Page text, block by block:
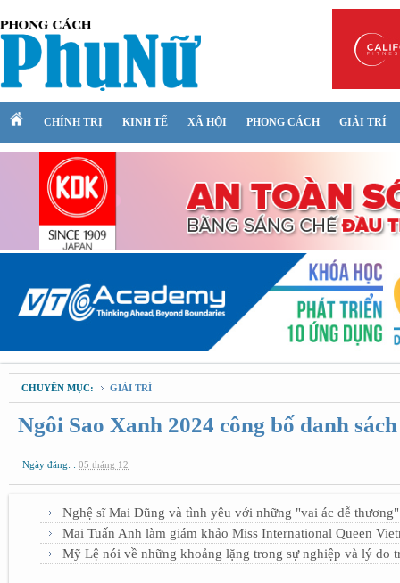
CHÍNH TRỊ KINH TẾ XÃ HỘI PHONG CÁCH GIẢI TRÍ
CHUYÊN MỤC: GIẢI TRÍ
Ngôi Sao Xanh 2024 công bố danh
Ngày đăng: : 05 tháng 12
Nghệ sĩ Mai Dũng và tình yêu với những "vai ác dễ thương"
Mai Tuấn Anh làm giám khảo Miss International Queen
Mỹ Lệ nói về những khoảng lặng trong sự nghiệp và lý do